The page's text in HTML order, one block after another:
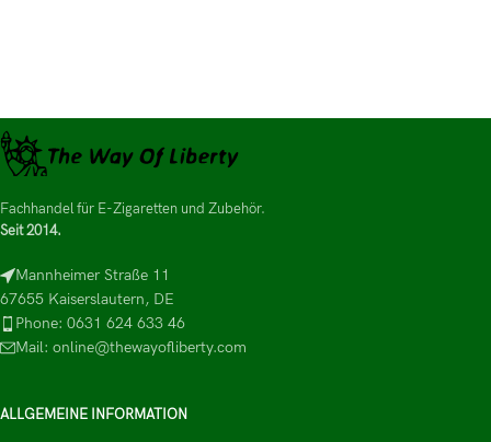
Fachhandel für E-Zigaretten und Zubehör.
Seit 2014.
Mannheimer Straße 11
67655 Kaiserslautern, DE
Phone: 0631 624 633 46
Mail: online@thewayofliberty.com
ALLGEMEINE INFORMATION